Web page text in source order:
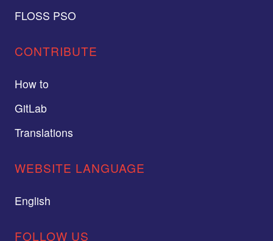
FLOSS PSO
CONTRIBUTE
How to
GitLab
Translations
WEBSITE LANGUAGE
English
FOLLOW US